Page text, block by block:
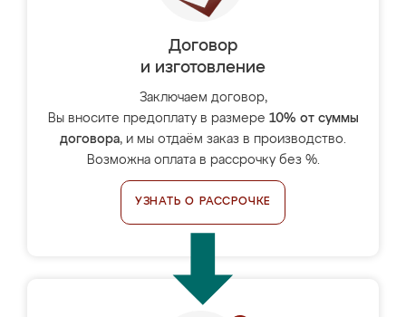
Договор
и изготовление
Заключаем договор,
Вы вносите предоплату в размере 10% от суммы
договора, и мы отдаём заказ в производство.
Возможна оплата в рассрочку без %.
УЗНАТЬ О РАССРОЧКЕ